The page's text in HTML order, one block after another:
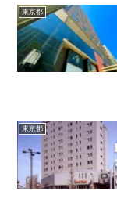
東京都
東京都